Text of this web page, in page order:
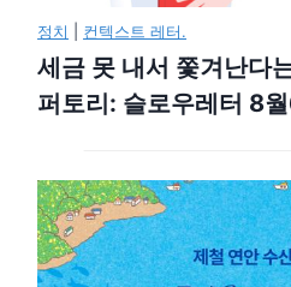
정치 컨텍스트 레터.
세금 못 내서 쫓겨난다
퍼토리: 슬로우레터 8